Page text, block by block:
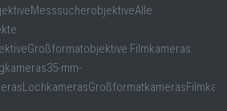
Filmkameras:
mm-